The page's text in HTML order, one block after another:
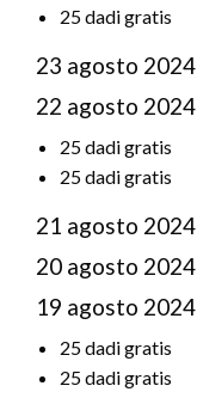
25 dadi gratis
23 agosto 2024
22 agosto 2024
25 dadi gratis
25 dadi gratis
21 agosto 2024
20 agosto 2024
19 agosto 2024
25 dadi gratis
25 dadi gratis